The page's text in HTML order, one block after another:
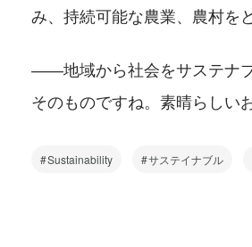
み、持続可能な農業、農村を
――地域から社会をサステナ
そのものですね。素晴らしい
Sustainability サステイナブル